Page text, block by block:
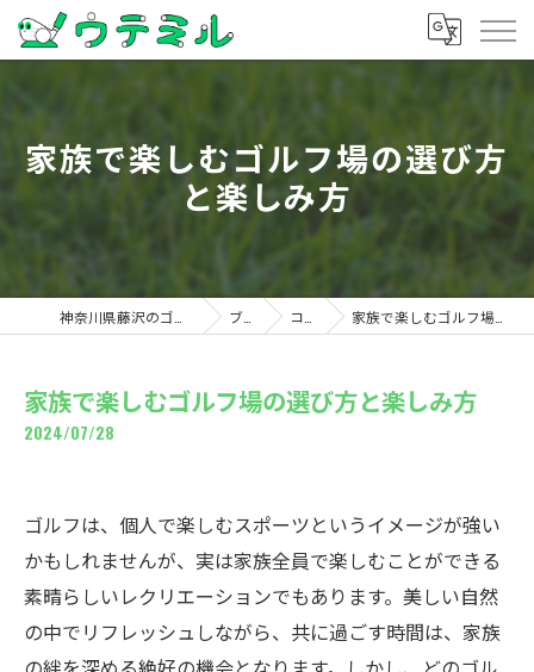
家族で楽しむゴルフ場の選び方
と楽しみ方
ブログ コラム 家族で楽しむゴルフ場の選び方と楽しみ方
家族で楽しむゴルフ場の選び方と楽しみ方
2024/07/28
ゴルフは、個人で楽しむスポーツというイメージが強い
かもしれませんが、実は家族全員で楽しむことができる
素晴らしいレクリエーションでもあります。美しい自然
の中でリフレッシュしながら、共に過ごす時間は、家族